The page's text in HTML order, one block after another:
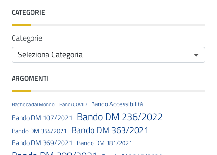
CATEGORIE
Categorie
ARGOMENTI
Bacheca dal Mondo Bandi COVID Bando Accessibilità
Bando DM 107/2021 Bando DM 236/2022
Bando DM 354/2021 Bando DM 363/2021
Bando DM 369/2021 Bando DM 381/2021